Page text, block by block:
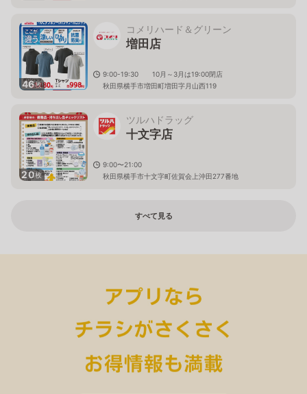
46枚
コメリハード＆グリーン
増田店
9:00-19:30 10月～3月は19:00閉店
秋田県横手市増田町増田字月山西119
20枚
ツルハドラッグ
十文字店
9:00〜21:00
秋田県横手市十文字町佐賀会上沖田277番地
すべて見る